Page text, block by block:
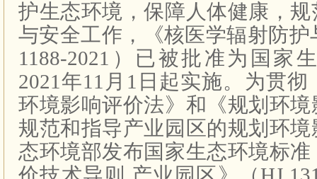
护生态环境，保障人体健康，
与安全工作，《核医学辐射防
1188-2021 ）已被批准为国家
2021 年11 月 1 日起实施。为贯
环境影响评价法》和《规划环
规范和指导产业园区的规划环
态环境部发布国家生态环境标